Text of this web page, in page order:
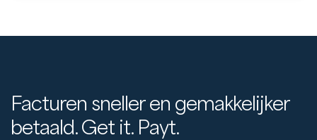
Facturen sneller en gemakkelijker
betaald. Get it. Payt.